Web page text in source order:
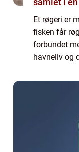
samlet i én
Et røgeri er
fisken får
forbundet
havneliv og
vigtig rolle i